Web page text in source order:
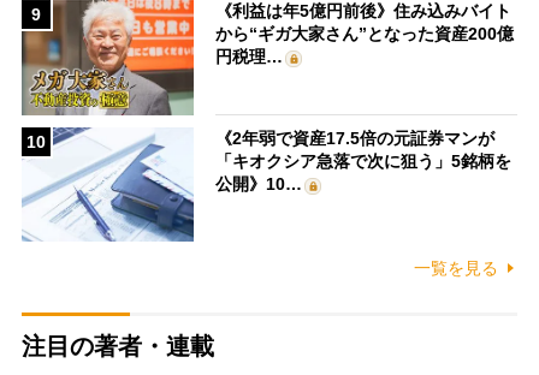
9
《利益は年5億円前後》住み込みバイト
から“ギガ大家さん”となった資産200億
円税理…
10
《2年弱で資産17.5倍の元証券マンが
「キオクシア急落で次に狙う」5銘柄を
公開》10…
一覧を見る
注目の著者・連載